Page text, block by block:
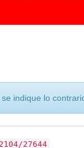
indique lo
27644